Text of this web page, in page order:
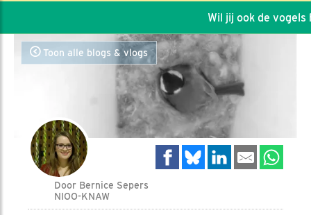
Wil jij ook de vogels
Toon alle blogs & vlogs
Door Bernice Sepers
NIOO-KNAW